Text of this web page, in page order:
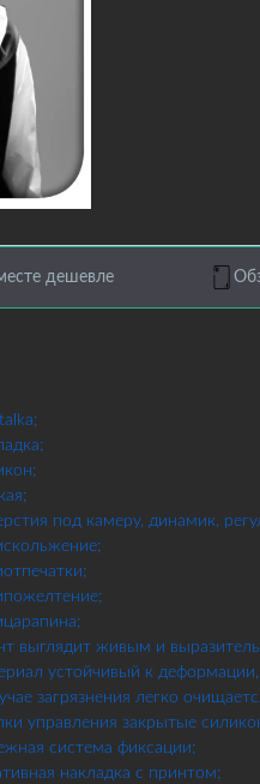
дешевле
под камеру, динамик,
выглядит живым и
устойчивый к
загрязнения легко
управления закрытые
система фиксации;
накладка с принтом;